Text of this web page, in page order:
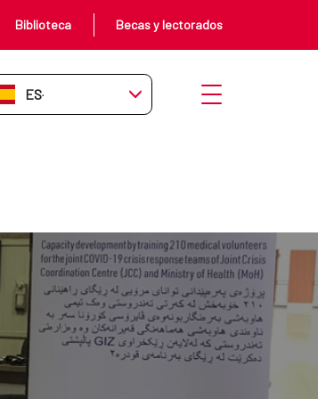
Biblioteca Becas y lectorados
ES-ES Abrir menú